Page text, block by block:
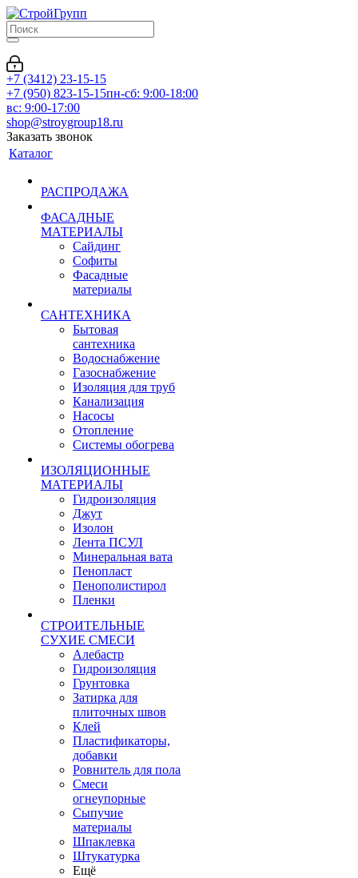
+7 (3412) 23-15-15
+7 (950) 823-15-15пн-сб: 9:00-18:00
вс: 9:00-17:00
shop@stroygroup18.ru
Заказать звонок
Каталог
РАСПРОДАЖА
ФАСАДНЫЕ
МАТЕРИАЛЫ
Сайдинг
Софиты
Фасадные
материалы
САНТЕХНИКА
Бытовая
сантехника
Водоснабжение
Газоснабжение
Изоляция для труб
Канализация
Насосы
Отопление
Системы обогрева
ИЗОЛЯЦИОННЫЕ
МАТЕРИАЛЫ
Гидроизоляция
Джут
Изолон
Лента ПСУЛ
Минеральная вата
Пенопласт
Пенополистирол
Пленки
СТРОИТЕЛЬНЫЕ
СУХИЕ СМЕСИ
Алебастр
Гидроизоляция
Грунтовка
Затирка для
плиточных швов
Клей
Пластификаторы,
добавки
Ровнитель для пола
Смеси
огнеупорные
Сыпучие
материалы
Шпаклевка
Штукатурка
Ещё